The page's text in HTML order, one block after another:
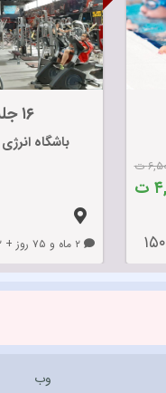
ت
ت
۱۶ جلسه بدنسازی
باشگاه
۲ ماه و ۷۵ روز + ۳:۸:۱۲
وب